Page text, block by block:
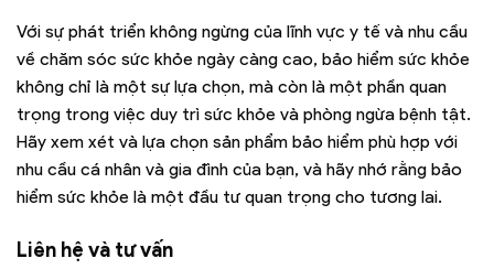
Với sự phát triển không ngừng của lĩnh vực y tế và nhu cầu
về chăm sóc sức khỏe ngày càng cao, bảo hiểm sức khỏe
không chỉ là một sự lựa chọn, mà còn là một phần quan
trọng trong việc duy trì sức khỏe và phòng ngừa bệnh tật.
Hãy xem xét và lựa chọn sản phẩm bảo hiểm phù hợp với
nhu cầu cá nhân và gia đình của bạn, và hãy nhớ rằng bảo
hiểm sức khỏe là một đầu tư quan trọng cho tương lai.
Liên hệ và tư vấn